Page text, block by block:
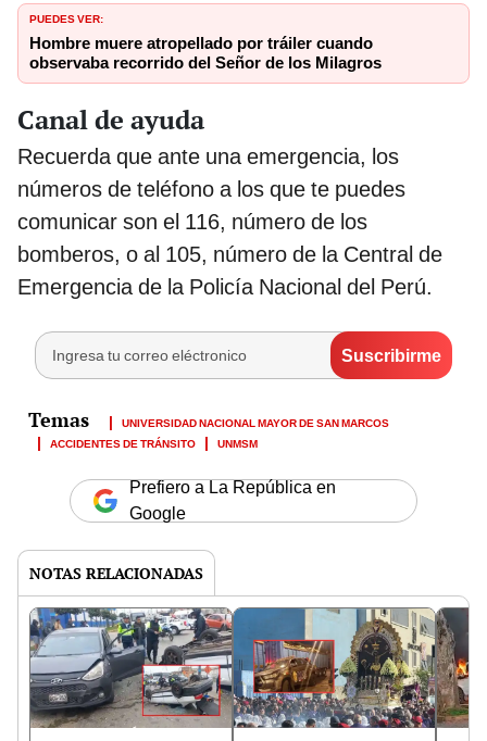
PUEDES VER:
Hombre muere atropellado por tráiler cuando
observaba recorrido del Señor de los Milagros
Canal de ayuda
Recuerda que ante una emergencia, los
números de teléfono a los que te puedes
comunicar son el 116, número de los
bomberos, o al 105, número de la Central de
Emergencia de la Policía Nacional del Perú.
UNIVERSIDAD NACIONAL MAYOR DE SAN MARCOS
ACCIDENTES DE TRÁNSITO
UNMSM
Prefiero a La República en
Google
NOTAS RELACIONADAS